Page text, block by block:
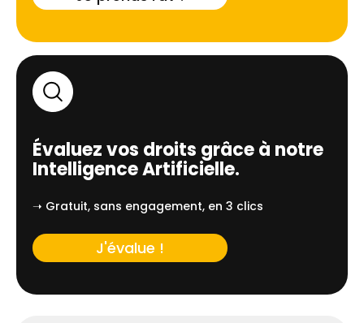
Évaluez vos droits grâce à notre
Intelligence Artificielle.
➝ Gratuit, sans engagement, en 3 clics
J'évalue !